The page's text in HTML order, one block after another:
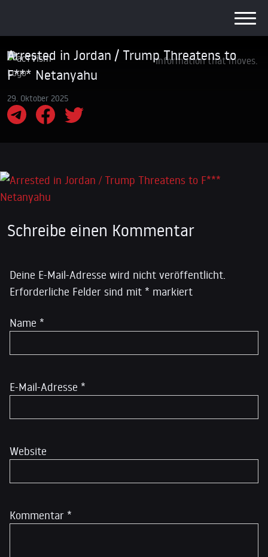
Information that moves.
Arrested in Jordan / Trump Threatens to
F*** Netanyahu
29. Oktober 2025
Schreibe einen Kommentar
Deine E-Mail-Adresse wird nicht veröffentlicht.
Erforderliche Felder sind mit * markiert
Kommentar *
Name *
E-Mail-Adresse *
Website